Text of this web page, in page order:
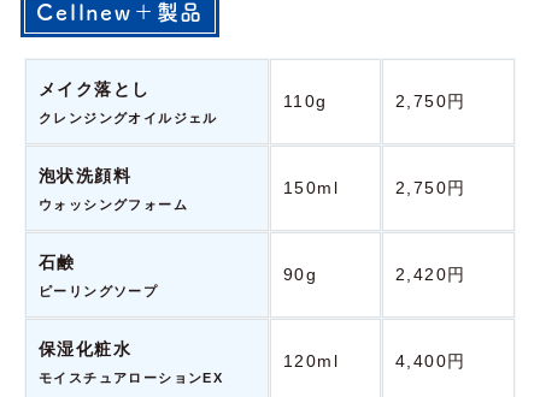
Cellnew＋製品
メイク落とし
クレンジングオイルジェル
110g 2,750円
泡状洗顔料
ウォッシングフォーム
150ml 2,750円
石鹸
ピーリングソープ
90g 2,420円
保湿化粧水
モイスチュアローションEX
120ml 4,400円